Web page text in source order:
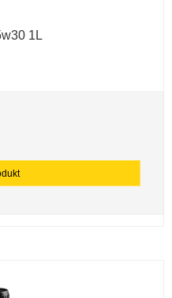
1L